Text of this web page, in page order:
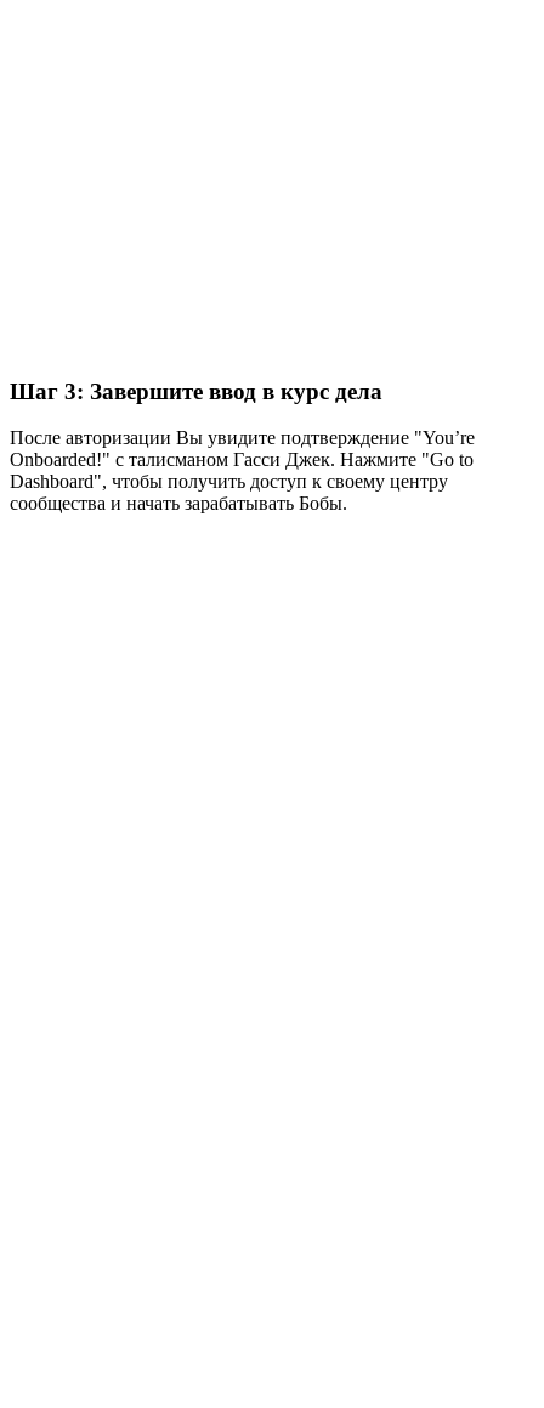
Шаг 3: Завершите ввод в курс дела
После авторизации Вы увидите подтверждение "You’re
Onboarded!" с талисманом Гасси Джек. Нажмите "Go to
Dashboard", чтобы получить доступ к своему центру
сообщества и начать зарабатывать Бобы.